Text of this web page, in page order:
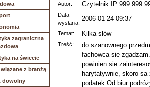
zagraniczna
na świecie
z branżą
dowolny
Autor: Czytelnik IP
Data
wysłania:
2006-01-24 09:37
Temat: Kilka słów
Treść:
do szanownego
fachowca sie
powinien sie
harytatywnie, skoro
podatek.Od biur